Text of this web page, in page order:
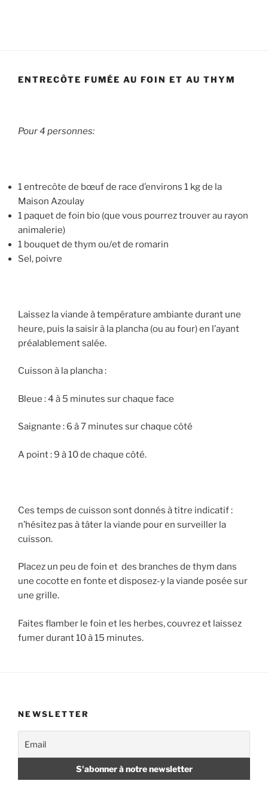
ENTRECÔTE FUMÉE AU FOIN ET AU THYM
Pour 4 personnes:
1 entrecôte de bœuf de race d’environs 1 kg de la
Maison Azoulay
1 paquet de foin bio (que vous pourrez trouver au rayon
animalerie)
1 bouquet de thym ou/et de romarin
Sel, poivre
Laissez la viande à température ambiante durant une
heure, puis la saisir à la plancha (ou au four) en l’ayant
préalablement salée.
Cuisson à la plancha :
Bleue : 4 à 5 minutes sur chaque face
Saignante : 6 à 7 minutes sur chaque côté
A point : 9 à 10 de chaque côté.
Ces temps de cuisson sont donnés à titre indicatif :
n’hésitez pas à tâter la viande pour en surveiller la
cuisson.
Placez un peu de foin et des branches de thym dans
une cocotte en fonte et disposez-y la viande posée sur
une grille.
Faites flamber le foin et les herbes, couvrez et laissez
fumer durant 10 à 15 minutes.
NEWSLETTER